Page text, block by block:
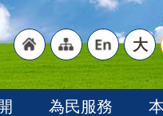
"網 "英
大
為民服務